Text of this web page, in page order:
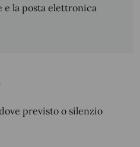
e la posta elettronica
previsto o silenzio